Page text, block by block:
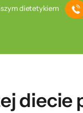
dietetykiem
diecie